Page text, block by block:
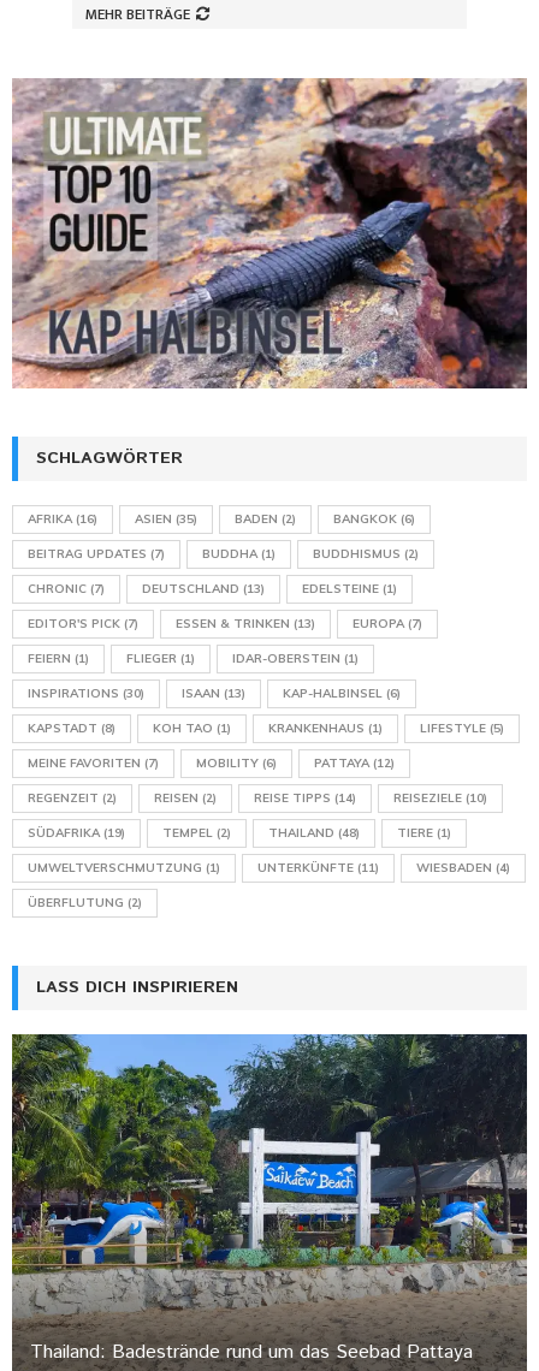
MEHR BEITRÄGE
SCHLAGWÖRTER
AFRIKA(16) ASIEN (35) BADEN (2) BANGKOK (6)
BEITRAG UPDATES (7) BUDDHA(1) BUDDHISMUS (2)
CHRONIC (7) DEUTSCHLAND (13) EDELSTEINE (1)
EDITOR'S PICK (7) ESSEN & TRINKEN (13) EUROPA(7)
FEIERN (1) FLIEGER (1) IDAR-OBERSTEIN (1)
INSPIRATIONS (30) ISAAN (13) KAP-HALBINSEL (6)
KAPSTADT (8) KOH TAO (1) KRANKENHAUS (1) LIFESTYLE (5)
MEINE FAVORITEN (7) MOBILITY (6) PATTAYA(12)
REGENZEIT (2) REISEN (2) REISE TIPPS (14) REISEZIELE (10)
SÜDAFRIKA(19) TEMPEL (2) THAILAND (48) TIERE (1)
UMWELTVERSCHMUTZUNG (1) UNTERKÜNFTE (11) WIESBADEN (4)
ÜBERFLUTUNG (2)
LASS DICH INSPIRIEREN
Thailand: Badestrände rund um das Seebad Pattaya